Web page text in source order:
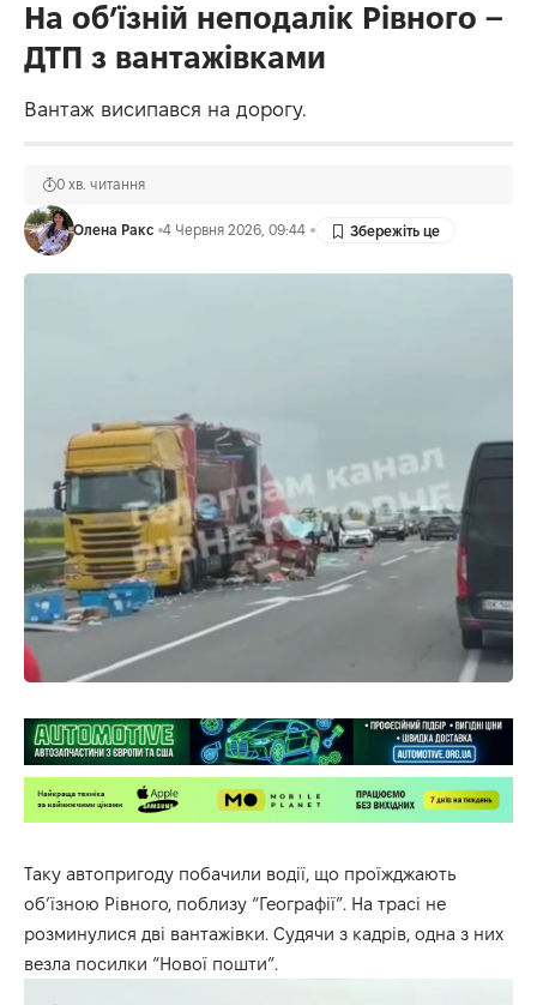
На об’їзній неподалік Рівного –
ДТП з вантажівками
Вантаж висипався на дорогу.
Олена Ракс 4 Червня 2026, 09:44
0 хв. читання
Таку автопригоду побачили водії, що проїжджають
об’їзною Рівного, поблизу “Географії”. На трасі не
розминулися дві вантажівки. Судячи з кадрів, одна з них
везла посилки “Нової пошти”.